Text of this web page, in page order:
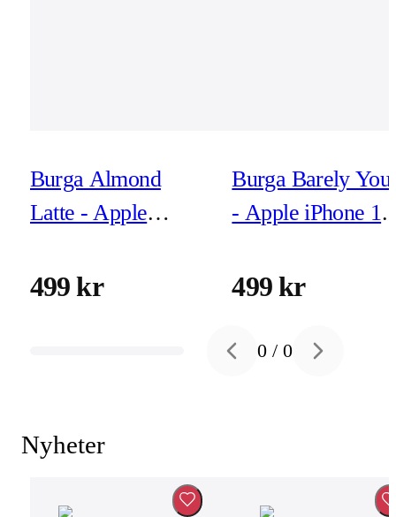
Burga Almond
Latte - Apple
Tough MagSafe
499 kr
Burga Barely
- Apple iPhone 17
MagSafe
499 kr
Previous slide
0 /0 Next slide
Nyheter